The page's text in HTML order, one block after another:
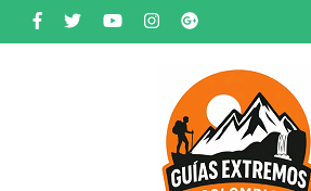
Saltar
al